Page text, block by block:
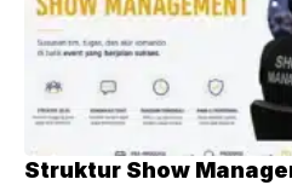
sesi dipindahkan karena tamu
situasi seperti ini, acara tidak
Struktur Show